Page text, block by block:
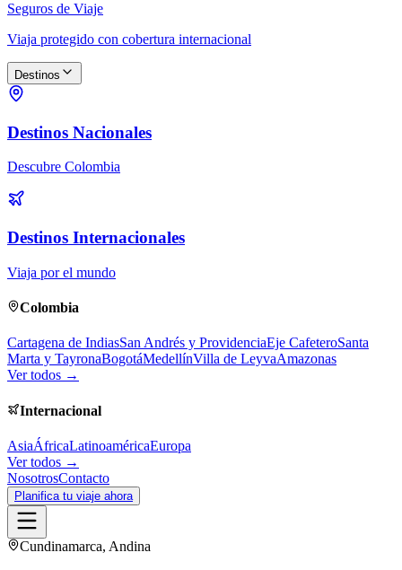
Seguros de Viaje
Viaja protegido con cobertura internacional
Destinos
Destinos Nacionales
Descubre Colombia
Destinos Internacionales
Viaja por el mundo
Colombia
Cartagena de IndiasSan Andrés y ProvidenciaEje CafeteroSanta
Marta y TayronaBogotáMedellínVilla de LeyvaAmazonas
Ver todos →
Internacional
AsiaÁfricaLatinoaméricaEuropa
Ver todos →
NosotrosContacto
Planifica tu viaje ahora
Cundinamarca, Andina